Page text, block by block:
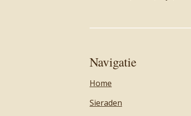
Navigatie
Home
Sieraden